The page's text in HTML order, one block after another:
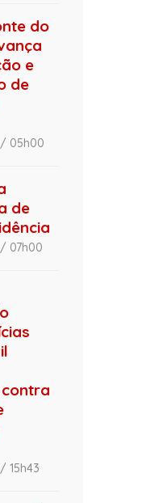
do
e
de
05h00
de
07h00
15h43